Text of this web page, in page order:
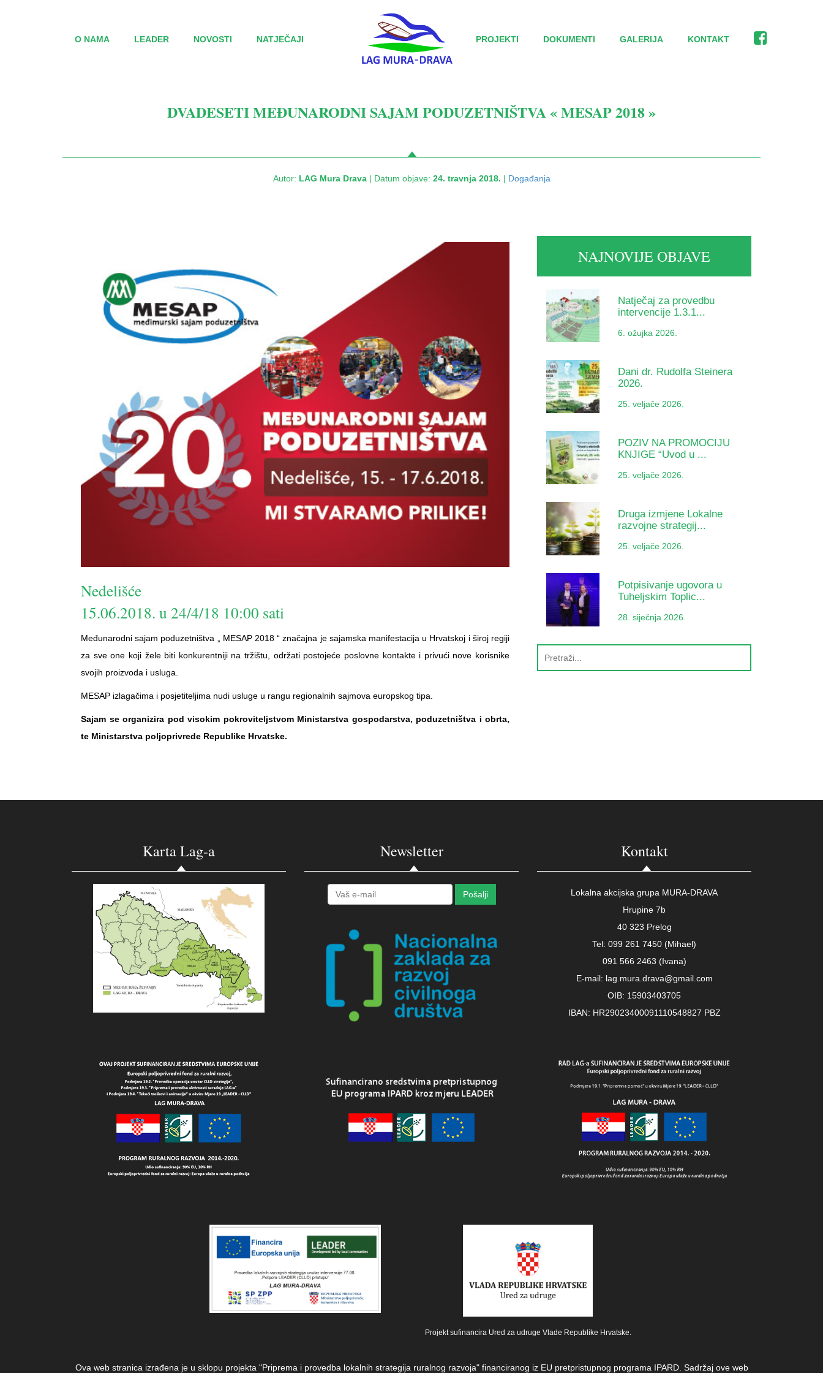
O NAMA LEADER NOVOSTI NATJEČAJI PROJEKTI DOKUMENTI GALERIJA KONTAKT
DVADESETI MEĐUNARODNI SAJAM PODUZETNIŠTVA « MESAP 2018 »
Autor: LAG Mura Drava| Datum objave: 24. travnja 2018. | Događanja
Nedelišće
15.06.2018. u 24/4/18 10:00 sati
Međunarodni sajam poduzetništva „ MESAP 2018 “ značajna je sajamska manifestacija u Hrvatskoj i široj regiji
za sve one koji žele biti konkurentniji na tržištu, održati postojeće poslovne kontakte i privući nove korisnike
svojih proizvoda i usluga.
MESAP izlagačima i posjetiteljima nudi usluge u rangu regionalnih sajmova europskog tipa.
Sajam se organizira pod visokim pokroviteljstvom Ministarstva gospodarstva, poduzetništva i obrta,
te Ministarstva poljoprivrede Republike Hrvatske.
NAJNOVIJE OBJAVE
Natječaj za provedbu
intervencije 1.3.1...
6. ožujka 2026.
Dani dr. Rudolfa Steinera
2026.
25. veljače 2026.
POZIV NA PROMOCIJU
KNJIGE “Uvod u ...
25. veljače 2026.
Druga izmjene Lokalne
razvojne strategij...
25. veljače 2026.
Potpisivanje ugovora u
Tuheljskim Toplic...
28. siječnja 2026.
Karta Lag-a Newsletter Kontakt
Lokalna akcijska grupa MURA-DRAVA
Hrupine 7b
40 323 Prelog
Tel: 099 261 7450 (Mihael)
091 566 2463 (Ivana)
E-mail: lag.mura.drava@gmail.com
OIB: 15903403705
IBAN: HR29023400091110548827 PBZ
Projekt sufinancira Ured za udruge Vlade Republike Hrvatske.
Ova web stranica izrađena je u sklopu projekta "Priprema i provedba lokalnih strategija ruralnog razvoja" financiranog iz EU pretpristupnog programa IPARD. Sadržaj ove web